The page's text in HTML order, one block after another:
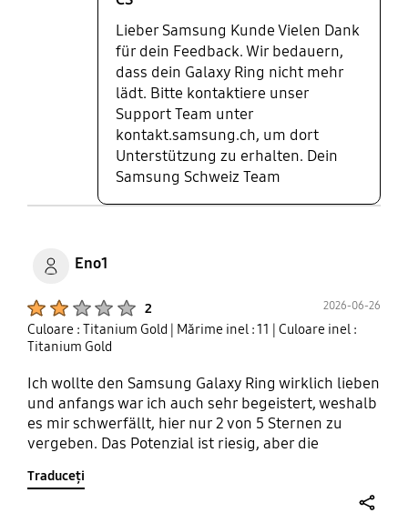
Lieber Samsung Kunde Vielen Dank
für dein Feedback. Wir bedauern,
dass dein Galaxy Ring nicht mehr
lädt. Bitte kontaktiere unser
Support Team unter
kontakt.samsung.ch, um dort
Unterstützung zu erhalten. Dein
Samsung Schweiz Team
Eno1
2 2026-06-26
Culoare : Titanium Gold | Mărime inel : 11
| Culoare inel :
Titanium Gold
Ich wollte den Samsung Galaxy Ring wirklich lieben
und anfangs war ich auch sehr begeistert, weshalb
es mir schwerfällt, hier nur 2 von 5 Sternen zu
vergeben. Das Potenzial ist riesig, aber die
Positive vorweg: Tragekomfort: Der Ring liegt
Traduceți